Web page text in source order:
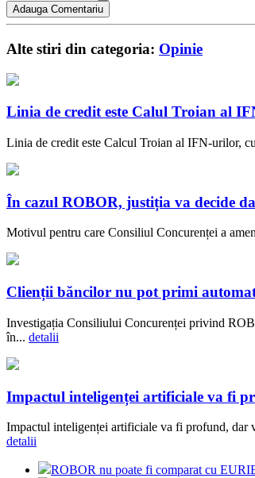
Alte stiri din categoria: Opinie
Linia de credit este Calul Troian al
Linia de credit este Calcul Troian al IFN-urilor,
În cazul ROBOR, justiția va decide
Motivul pentru care Consiliul Concurenței a
Clienții băncilor nu pot primi
Investigația Consiliului Concurenței privind
în... detalii
Impactul inteligenței artificiale va fi
Impactul inteligenței artificiale va fi profund, dar
detalii
ROBOR nu poate fi comparat cu